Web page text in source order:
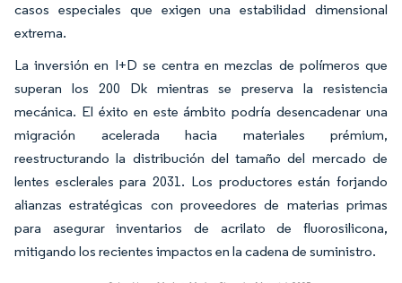
casos especiales que exigen una estabilidad dimensional
extrema.
La inversión en I+D se centra en mezclas de polímeros que
superan los 200 Dk mientras se preserva la resistencia
mecánica. El éxito en este ámbito podría desencadenar una
migración acelerada hacia materiales prémium,
reestructurando la distribución del tamaño del mercado de
lentes esclerales para 2031. Los productores están forjando
alianzas estratégicas con proveedores de materias primas
para asegurar inventarios de acrilato de fluorosilicona,
mitigando los recientes impactos en la cadena de suministro.